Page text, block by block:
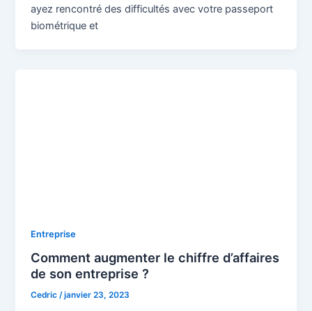
ayez rencontré des difficultés avec votre passeport
biométrique et
Entreprise
Comment augmenter le chiffre d’affaires
de son entreprise ?
Cedric/janvier 23, 2023